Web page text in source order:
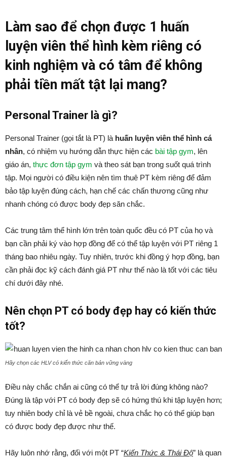
Làm sao để chọn được 1 huấn
luyện viên thể hình kèm riêng có
kinh nghiệm và có tâm để không
phải tiền mất tật lại mang?
Personal Trainer là gì?
Personal Trainer (gọi tắt là PT) là huấn luyện viên thể hình cá
nhân, có nhiệm vụ hướng dẫn thực hiện các bài tập gym, lên
giáo án, thực đơn tập gym và theo sát bạn trong suốt quá trình
tập. Mọi người có điều kiện nên tìm thuê PT kèm riêng để đảm
bảo tập luyện đúng cách, hạn chế các chấn thương cũng như
nhanh chóng có được body đẹp săn chắc.
Các trung tâm thể hình lớn trên toàn quốc đều có PT của họ và
bạn cần phải ký vào hợp đồng để có thể tập luyện với PT riêng 1
tháng bao nhiêu ngày. Tuy nhiên, trước khi đồng ý hợp đồng, bạn
cần phải đọc kỹ cách đánh giá PT như thế nào là tốt với các tiêu
chí dưới đây nhé.
Nên chọn PT có body đẹp hay có kiến thức
tốt?
Hãy chọn các HLV có kiến thức căn bản vững vàng
Điều này chắc chắn ai cũng có thể tự trả lời đúng không nào?
Đúng là tập với PT có body đẹp sẽ có hứng thú khi tập luyện hơn;
tuy nhiên body chỉ là vẻ bề ngoài, chưa chắc họ có thể giúp bạn
có được body đẹp được như thế.
Hãy luôn nhớ rằng, đối với một PT “Kiến Thức & Thái Độ” là quan